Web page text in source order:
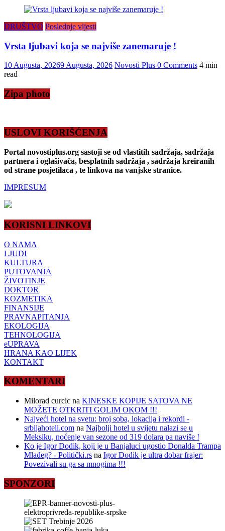
DRUŠTVO Poslednje vijesti
Vrsta ljubavi koja se najviše zanemaruje !
10 Augusta, 20269 Augusta, 2026 Novosti Plus 0 Comments 4 min
read
Zipa photo
USLOVI KORIŠĆENJA
Portal novostiplus.org sastoji se od vlastitih sadržaja, sadržaja
partnera i oglašivača, besplatnih sadržaja , sadržaja kreiranih
od strane posjetilaca , te linkova na vanjske stranice.
IMPRESUM
KORISNI LINKOVI
O NAMA
LJUDI
KULTURA
PUTOVANJA
ŽIVOTINJE
DOKTOR
KOZMETIKA
FINANSIJE
PRAVNAPITANJA
EKOLOGIJA
TEHNOLOGIJA
eUPRAVA
HRANA KAO LIJEK
KONTAKT
KOMENTARI
Milorad curcic na KINESKE KOPIJE SATOVA NE
MOŽETE OTKRITI GOLIM OKOM !!!
Najveći hotel na svetu: broj soba, lokacija i rekordi -
srbijahoteli.com na Najbolji hotel u svijetu nalazi se u
Meksiku, noćenje van sezone od 319 dolara pa naviše !
Ko je Igor Dodik, koji je u Banjaluci ugostio Donalda Trampa
Mlađeg? - Politički.rs na Igor Dodik je ultra dobar frajer:
Povezivali su ga sa mnogima !!!
SPONZORI